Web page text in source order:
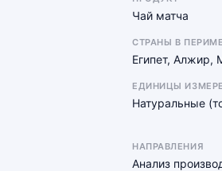
Чай матча
СТРАНЫ В
Египет, Алжир,
ЕДИНИЦЫ
Натуральные
НАПРАВЛЕНИЯ
Анализ